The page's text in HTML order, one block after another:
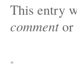
This entry
commentor
«